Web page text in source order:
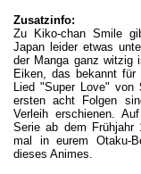
Zusatzinfo:
Zu Kiko-chan Smile
Japan leider etwas
der Manga ganz witzig
Eiken, das bekannt für
Lied "Super Love" von
ersten acht Folgen
Verleih erschienen.
Serie ab dem Frühjahr
mal in eurem Otaku-
dieses Animes.